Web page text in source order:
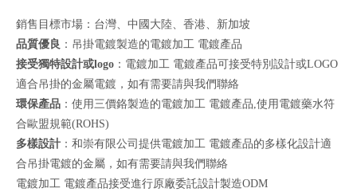
銷售目標市場：台灣、中國大陸、香港、新加坡
品質優良 ：吊掛電鍍製造的電鍍加工 電鍍產品
接受獨特設計或logo ：電鍍加工 電鍍產品可接受特別設計或LOGO
適合吊掛的金屬電鍍，如有需要請與我們聯絡
環保產品 ：使用三價鉻製造的電鍍加工 電鍍產品,使用電鍍藥水符
合歐盟規範(ROHS)
多樣設計 ：和崇有限公司提供電鍍加工 電鍍產品的多樣化設計適
合吊掛電鍍的金屬，如有需要請與我們聯絡
電鍍加工 電鍍產品接受進行原廠委託設計製造ODM